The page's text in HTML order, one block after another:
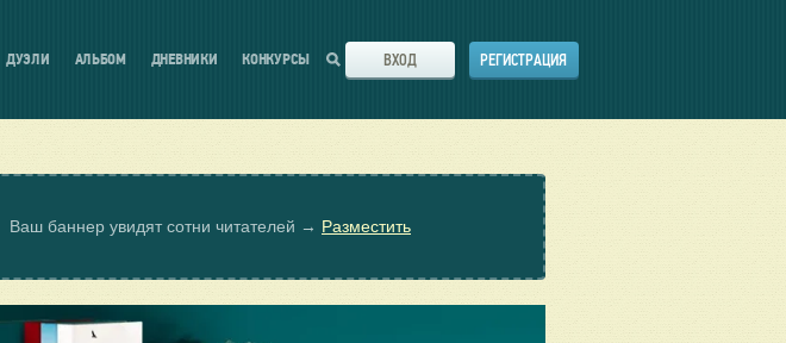
ДУЭЛИ АЛЬБОМ ДНЕВНИКИ КОНКУРСЫ ВХОД РЕГИСТРАЦИЯ
Ваш баннер увидят сотни читателей → Разместить